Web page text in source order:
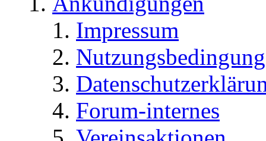
Impressum
Forum-internes